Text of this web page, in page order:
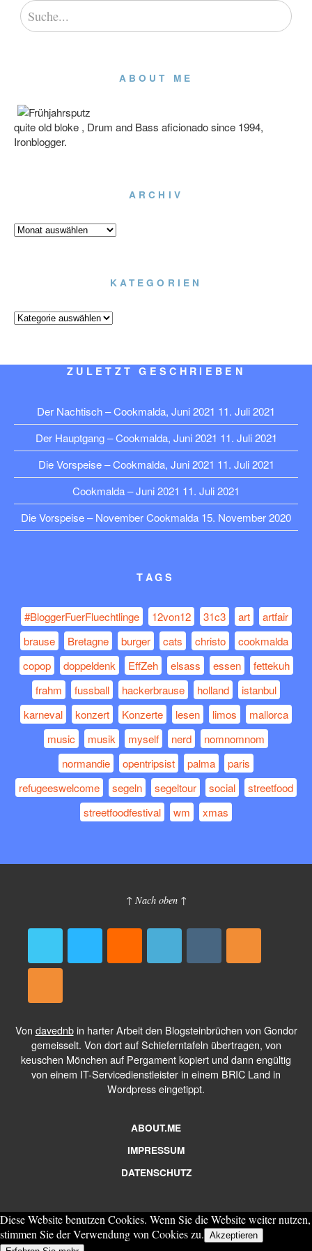
ABOUT ME
quite old bloke , Drum and Bass aficionado since 1994,
Ironblogger.
ARCHIV
Archiv
KATEGORIEN
Kategorien
ZULETZT GESCHRIEBEN
Der Nachtisch – Cookmalda, Juni 2021 11. Juli 2021
Der Hauptgang – Cookmalda, Juni 2021 11. Juli 2021
Die Vorspeise – Cookmalda, Juni 2021 11. Juli 2021
Cookmalda – Juni 2021 11. Juli 2021
Die Vorspeise – November Cookmalda 15. November 2020
TAGS
#BloggerFuerFluechtlinge 12von12 31c3 art
artfair
brause
Bretagne burger cats christo
cookmalda
copop
doppeldenk EffZeh elsass essen
fettekuh
frahm
fussball hackerbrause holland
istanbul
karneval
konzert Konzerte lesen limos
mallorca
music
musik myself nerd
nomnomnom
normandie
opentripsist palma
paris
refugeeswelcome
segeln segeltour social
streetfood
streetfoodfestival
wm xmas
↑ Nach oben ↑
Von davednbin harter Arbeit den Blogsteinbrüchen von Gondor
gemeisselt. Von dort auf Schieferntafeln übertragen, von
keuschen Mönchen auf Pergament kopiert und dann engültig
von einem IT-Servicedienstleister in einem BRIC Land in
Wordpress eingetippt.
ABOUT.ME
IMPRESSUM
DATENSCHUTZ
Diese Website benutzen Cookies. Wenn Sie die Website weiter nutzen,
stimmen Sie der Verwendung von Cookies zu. Akzeptieren